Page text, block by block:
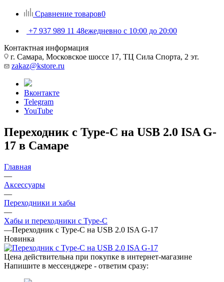
Сравнение товаров0
+7 937 989 11 48ежедневно с 10:00 до 20:00
Контактная информация
г. Самара, Московское шоссе 17, ТЦ Сила Спорта, 2 эт.
zakaz@kstore.ru
Вконтакте
Telegram
YouTube
Переходник с Type-C на USB 2.0 ISA G-
17 в Самаре
Главная
—
Аксессуары
—
Переходники и хабы
—
Хабы и переходники с Type-C
—Переходник с Type-C на USB 2.0 ISA G-17
Новинка
Цена действительна при покупке в интернет-магазине
Напишите в мессенджере - ответим сразу: